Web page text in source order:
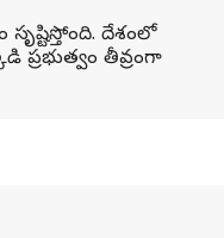
దేశంలో
ప్రభుత్వం తీవ్రంగా